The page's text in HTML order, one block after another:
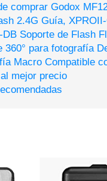
comprar Godox
2.4G Guía,
Soporte de Flash
360° para fotografía
Macro Compatible
mejor precio